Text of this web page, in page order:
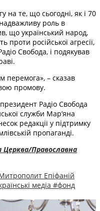
на те, що сьогодні, як і 70
надважливу роль в
що український народ,
проти російської агресії,
Свобода, і подякував
перемога», – сказав
промову.
Радіо Свобода
служби Марʼяна
редакції у підтримку
пропаганді.
Церква/Православна
Епіфаній
медіа #фонд